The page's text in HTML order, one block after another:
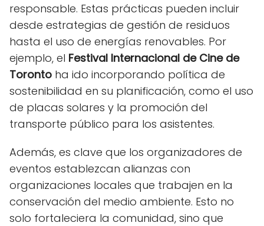
responsable. Estas prácticas pueden incluir
desde estrategias de gestión de residuos
hasta el uso de energías renovables. Por
ejemplo, el Festival Internacional de Cine de
Toronto ha ido incorporando política de
sostenibilidad en su planificación, como el uso
de placas solares y la promoción del
transporte público para los asistentes.
Además, es clave que los organizadores de
eventos establezcan alianzas con
organizaciones locales que trabajen en la
conservación del medio ambiente. Esto no
solo fortaleciera la comunidad, sino que